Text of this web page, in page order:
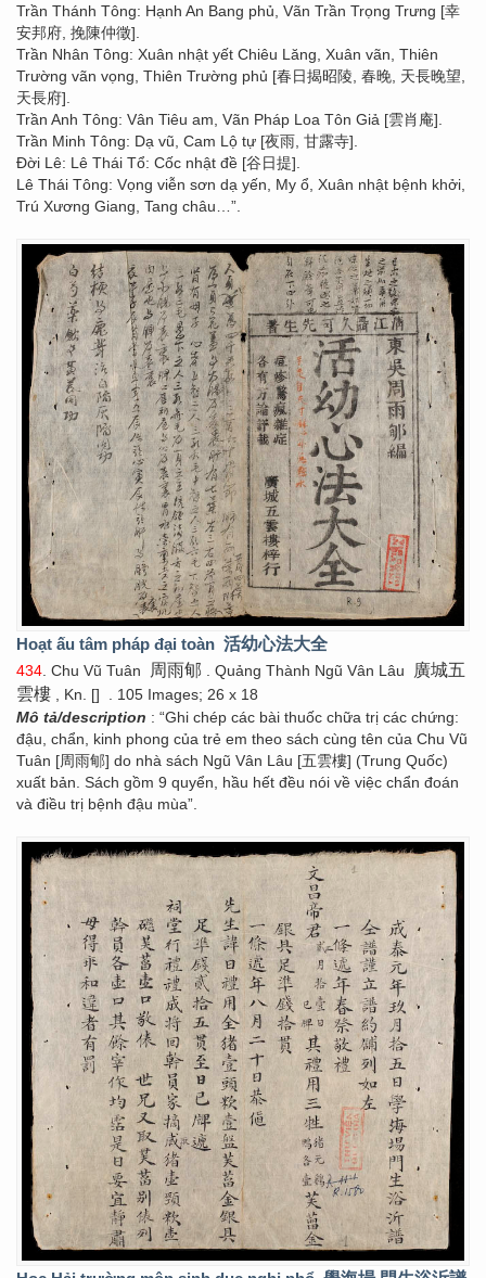
Trần Thánh Tông: Hạnh An Bang phủ, Vãn Trần Trọng Trưng [幸
安邦府, 挽陳仲徵].
Trần Nhân Tông: Xuân nhật yết Chiêu Lăng, Xuân vãn, Thiên
Trường vãn vọng, Thiên Trường phủ [春日揭昭陵, 春晚, 天長晚望,
天長府].
Trần Anh Tông: Vân Tiêu am, Vãn Pháp Loa Tôn Giả [雲肖庵].
Trần Minh Tông: Dạ vũ, Cam Lộ tự [夜雨, 甘露寺].
Đời Lê: Lê Thái Tổ: Cốc nhật đề [谷日提].
Lê Thái Tông: Vọng viễn sơn dạ yến, My ổ, Xuân nhật bệnh khởi,
Trú Xương Giang, Tang châu…”.
Hoạt ấu tâm pháp đại toàn 活幼心法大全
434 . Chu Vũ Tuân 周雨郇 . Quảng Thành Ngũ Vân Lâu
廣城五
雲樓 , Kn. []
. 105 Images; 26 x 18
Mô tả/description : “Ghi chép các bài thuốc chữa trị các chứng:
đậu, chẩn, kinh phong của trẻ em theo sách cùng tên của Chu Vũ
Tuân [周雨郇] do nhà sách Ngũ Vân Lâu [五雲樓] (Trung Quốc)
xuất bản. Sách gồm 9 quyển, hầu hết đều nói về việc chẩn đoán
và điều trị bệnh đậu mùa”.